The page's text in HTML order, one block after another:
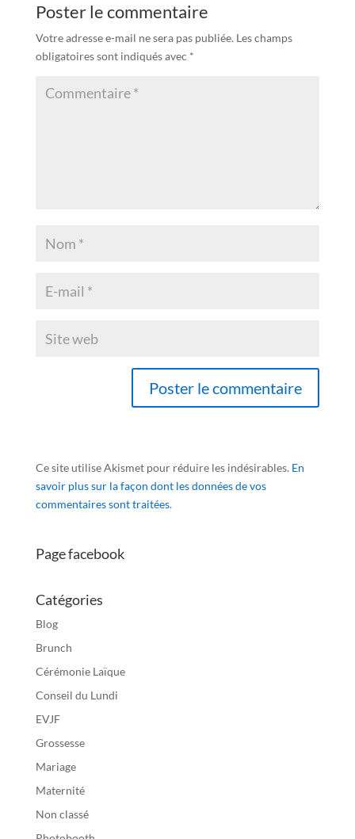
Poster le commentaire
Votre adresse e-mail ne sera pas publiée. Les champs
obligatoires sont indiqués avec *
Ce site utilise Akismet pour réduire les indésirables. En
savoir plus sur la façon dont les données de vos
commentaires sont traitées.
Page facebook
Catégories
Blog
Brunch
Cérémonie Laïque
Conseil du Lundi
EVJF
Grossesse
Mariage
Maternité
Non classé